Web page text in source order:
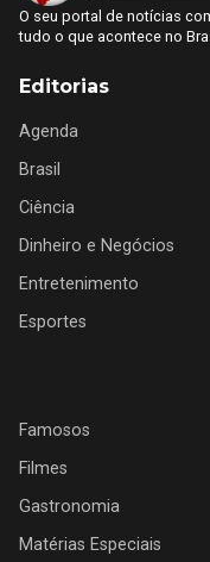
O seu portal de notícias
tudo o que acontece no
Editorias
Agenda
Brasil
Ciência
Dinheiro e Negócios
Entretenimento
Esportes
Famosos
Filmes
Gastronomia
Matérias Especiais